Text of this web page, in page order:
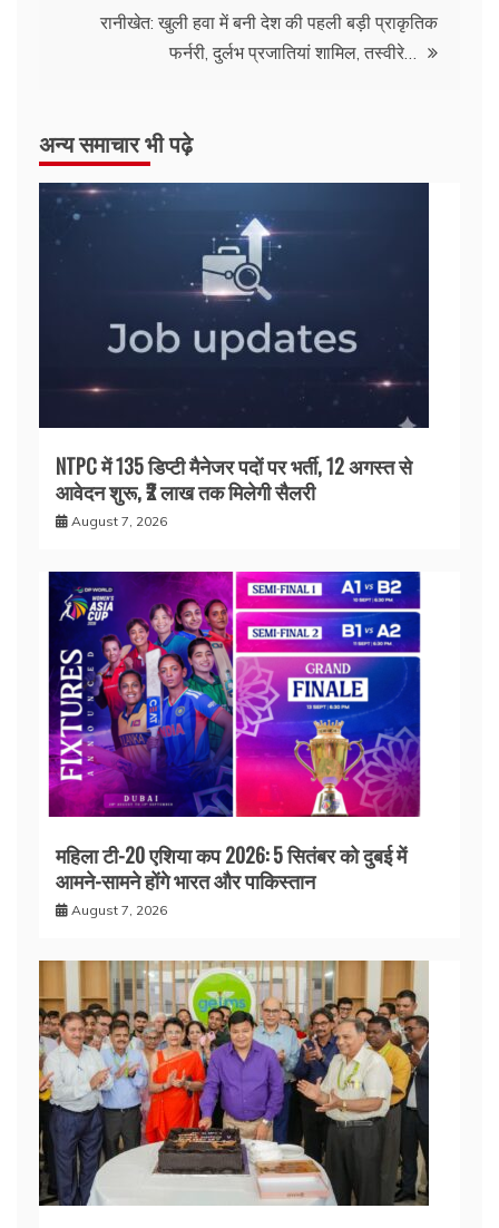
रानीखेत: खुली हवा में बनी देश की पहली बड़ी प्राकृतिक
फर्नरी, दुर्लभ प्रजातियां शामिल, तस्वीरे…
अन्य समाचार भी पढ़े
NTPC में 135 डिप्टी मैनेजर पदों पर भर्ती, 12 अगस्त से
आवेदन शुरू, ₹2 लाख तक मिलेगी सैलरी
August 7, 2026
महिला टी-20 एशिया कप 2026: 5 सितंबर को दुबई में
आमने-सामने होंगे भारत और पाकिस्तान
August 7, 2026